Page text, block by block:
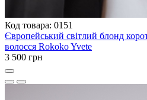
Код товара: 0151
Європейський світлий блонд
волосся Rokoko Yvete
3 500 грн